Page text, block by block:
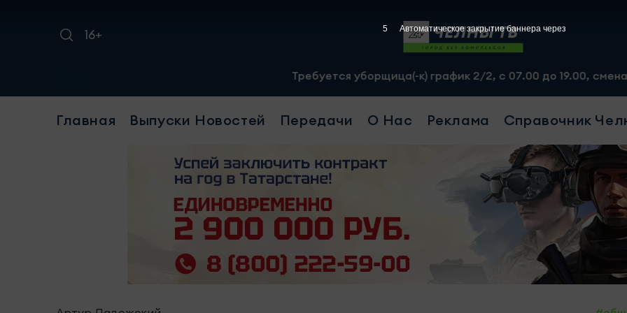
16+
Требуется уборщица(-к) график 2/2, с 07.00 до 19.00, смена - 2500 рублей.
Главная Выпуски Новостей Передачи О Нас Реклама Справочник
3 Автоматическое закрытие баннера через